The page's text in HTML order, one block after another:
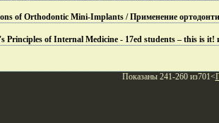
of Orthodontic Mini-Implants / Применение
Principles of Internal Medicine - 17ed students – this is it!
Показаны 241-260 из701<